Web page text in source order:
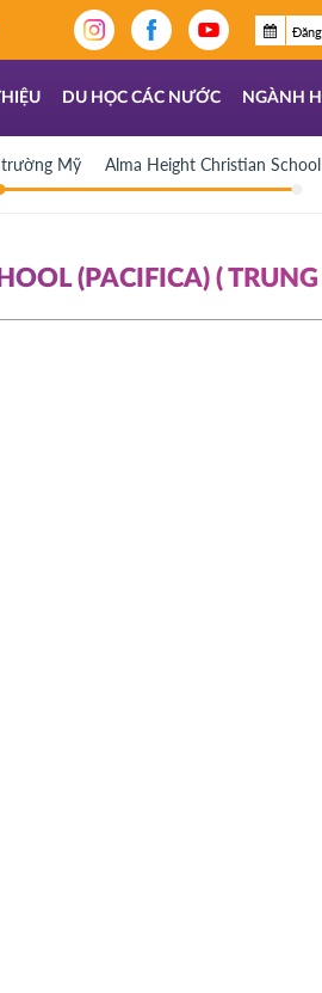
DU HỌC CÁC NƯỚC NGÀNH
trường Mỹ Alma Height Christian
(PACIFICA) (